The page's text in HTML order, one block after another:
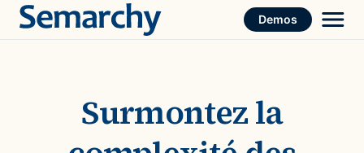
Skip
Demos
Surmontez la